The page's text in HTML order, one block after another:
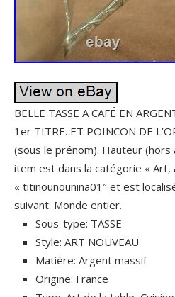
BELLE TASSE A CAFÉ EN
1er TITRE. ET POINCON DE
(sous le prénom). Hauteur (hors
item est dans la catégorie «
« titinounounina01″ et est
suivant: Monde entier.
Sous-type: TASSE
Style: ART NOUVEAU
Matière: Argent massif
Origine: France